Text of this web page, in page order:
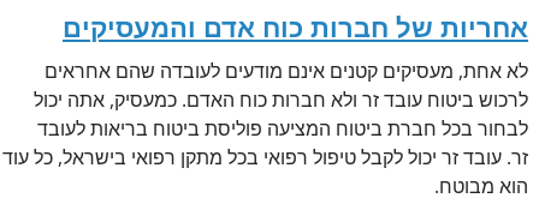
אחריות של חברות כוח אדם והמעסיקים
לא אחת, מעסיקים קטנים אינם מודעים לעובדה שהם אחראים
לרכוש ביטוח עובד זר ולא חברות כוח האדם. כמעסיק, אתה יכול
לבחור בכל חברת ביטוח המציעה פוליסת ביטוח בריאות לעובד
זר. עובד זר יכול לקבל טיפול רפואי בכל מתקן רפואי בישראל, כל עוד
הוא מבוטח.